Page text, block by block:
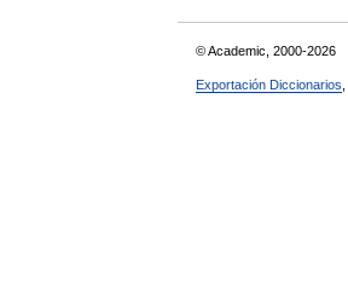
© Academic, 2000-2026
Exportación Diccionarios